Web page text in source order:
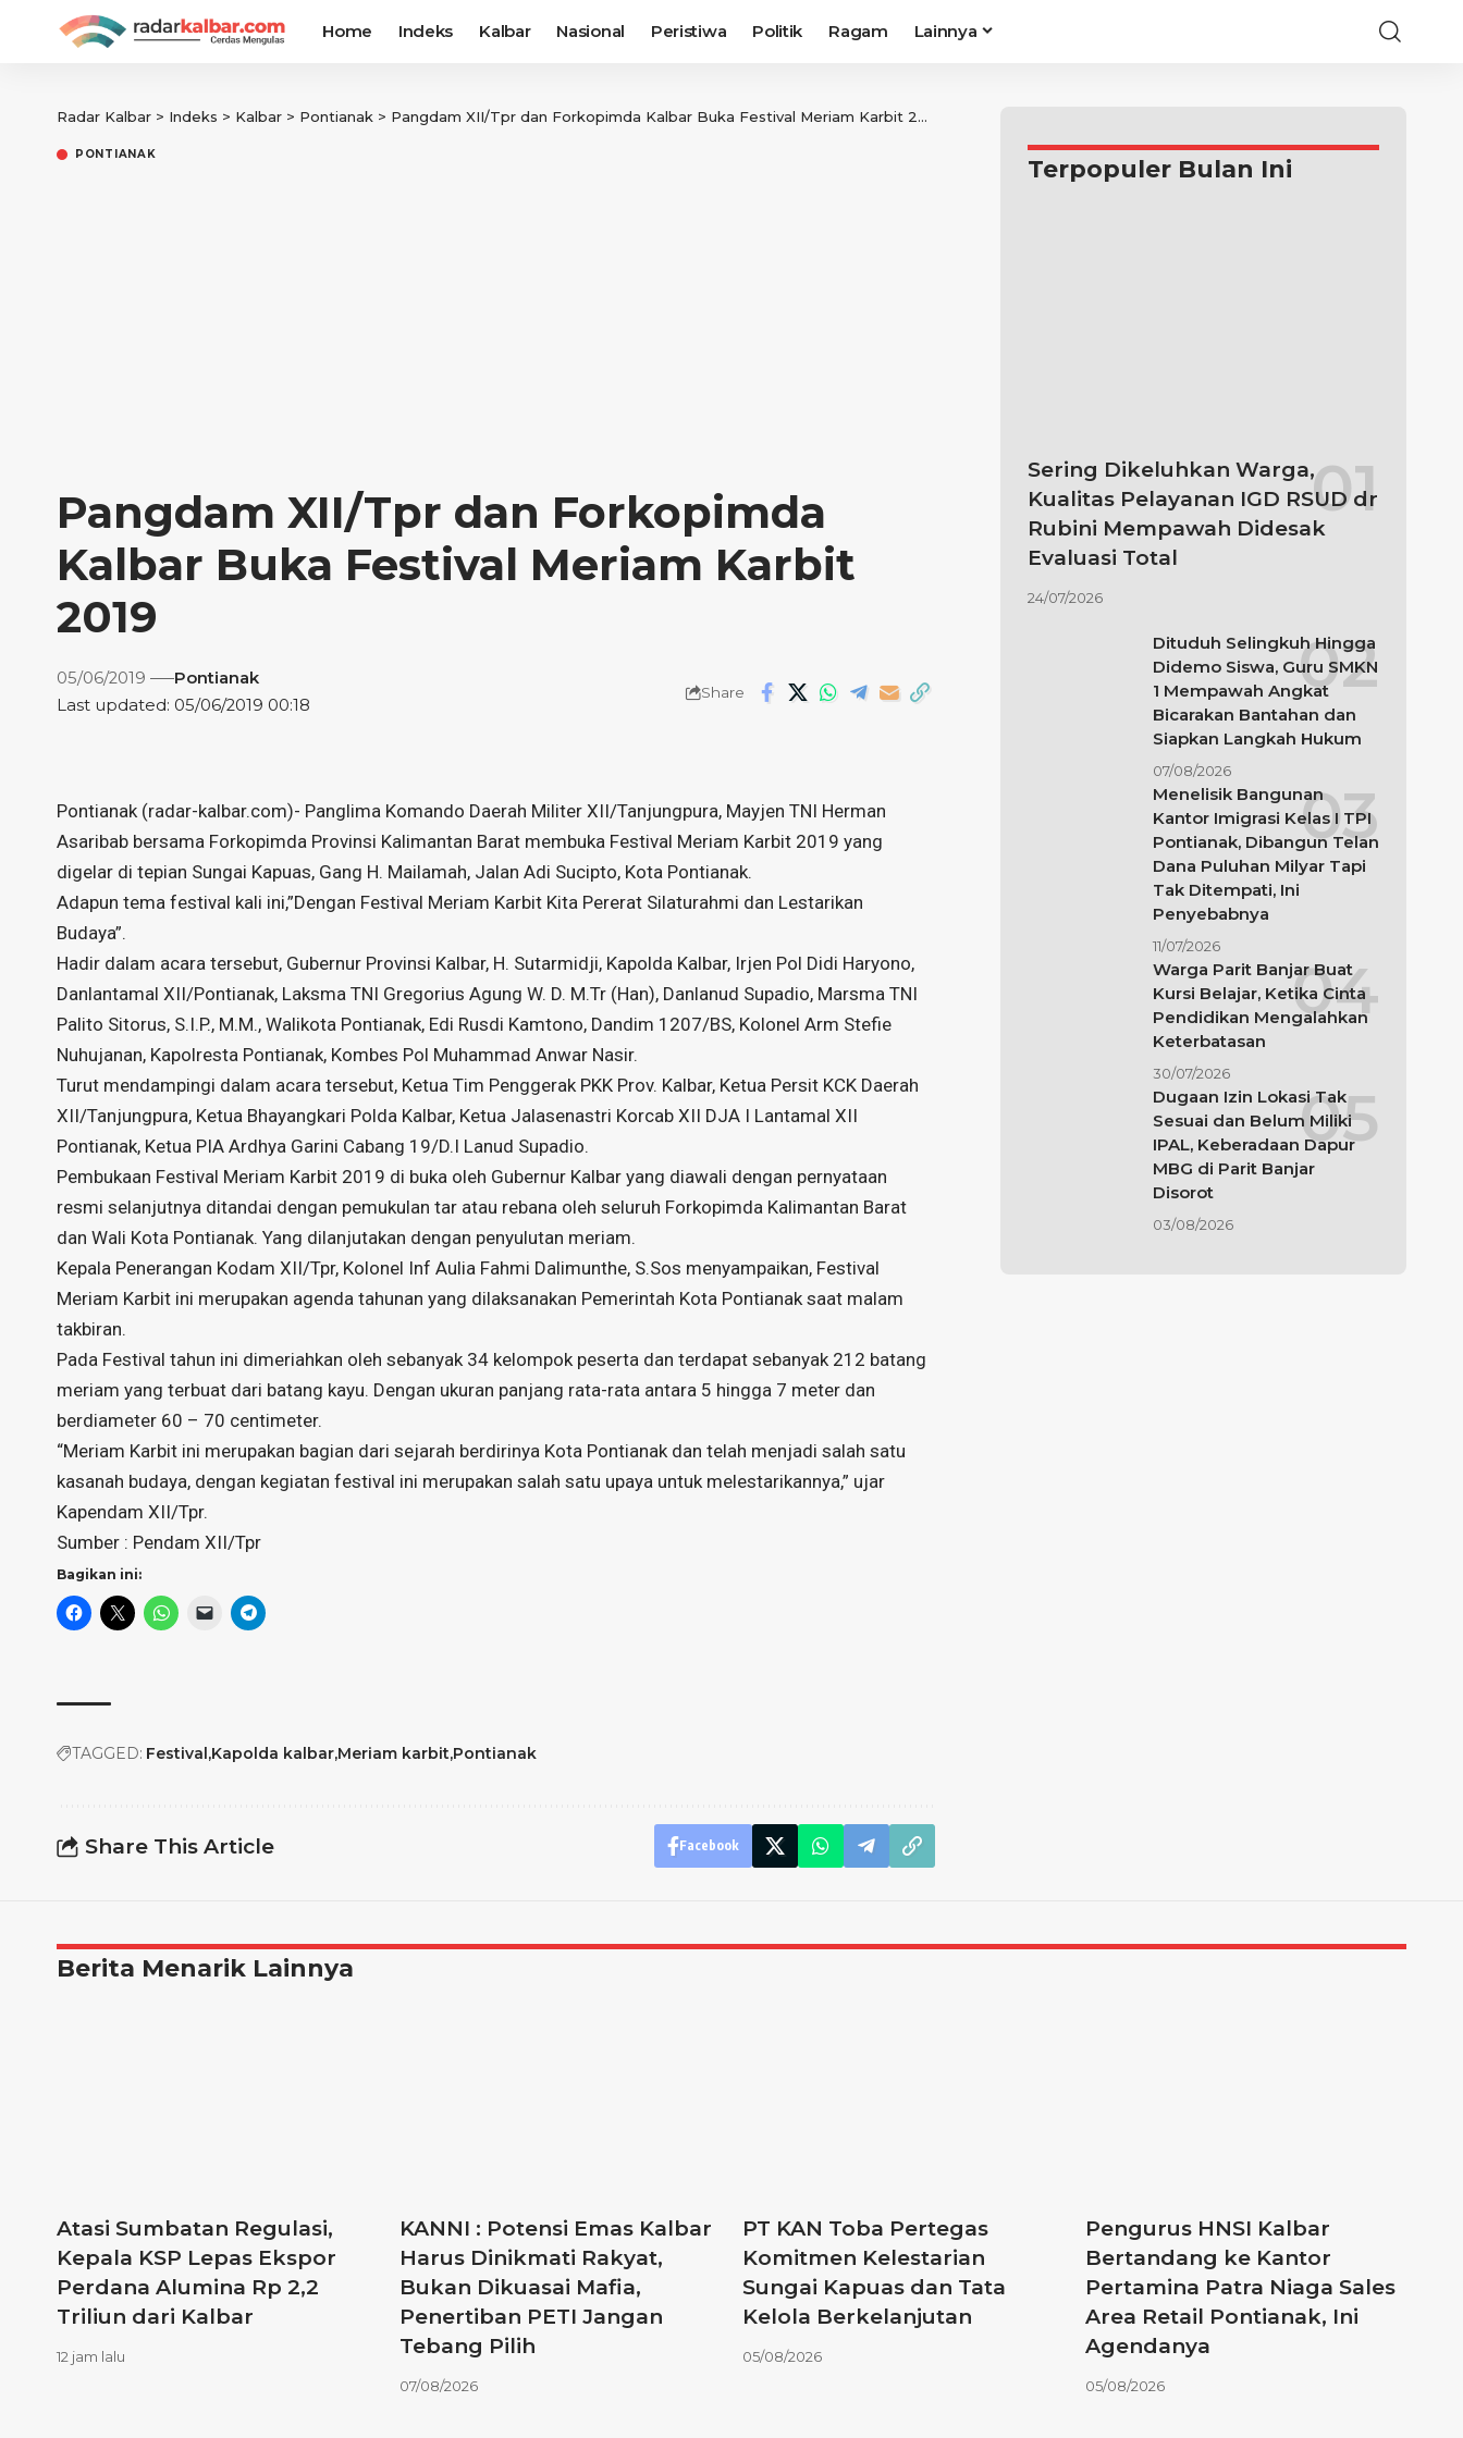
Home Indeks Kalbar Nasional Peristiwa Politik Ragam Lainnya
Radar Kalbar > Indeks > Kalbar > Pontianak > Pangdam XII/Tpr dan Forkopimda Kalbar Buka Festival Meriam Karbit 2019
PONTIANAK
Pangdam XII/Tpr dan Forkopimda
Kalbar Buka Festival Meriam Karbit
2019
Last updated: 05/06/2019 00:18
05/06/2019 Pontianak
Share
Pontianak (radar-kalbar.com)- Panglima Komando Daerah Militer XII/Tanjungpura, Mayjen TNI Herman
Asaribab bersama Forkopimda Provinsi Kalimantan Barat membuka Festival Meriam Karbit 2019 yang
digelar di tepian Sungai Kapuas, Gang H. Mailamah, Jalan Adi Sucipto, Kota Pontianak.
Adapun tema festival kali ini,”Dengan Festival Meriam Karbit Kita Pererat Silaturahmi dan Lestarikan
Budaya”.
Hadir dalam acara tersebut, Gubernur Provinsi Kalbar, H. Sutarmidji, Kapolda Kalbar, Irjen Pol Didi Haryono,
Danlantamal XII/Pontianak, Laksma TNI Gregorius Agung W. D. M.Tr (Han), Danlanud Supadio, Marsma TNI
Palito Sitorus, S.I.P., M.M., Walikota Pontianak, Edi Rusdi Kamtono, Dandim 1207/BS, Kolonel Arm Stefie
Nuhujanan, Kapolresta Pontianak, Kombes Pol Muhammad Anwar Nasir.
Turut mendampingi dalam acara tersebut, Ketua Tim Penggerak PKK Prov. Kalbar, Ketua Persit KCK Daerah
XII/Tanjungpura, Ketua Bhayangkari Polda Kalbar, Ketua Jalasenastri Korcab XII DJA I Lantamal XII
Pontianak, Ketua PIA Ardhya Garini Cabang 19/D.I Lanud Supadio.
Pembukaan Festival Meriam Karbit 2019 di buka oleh Gubernur Kalbar yang diawali dengan pernyataan
resmi selanjutnya ditandai dengan pemukulan tar atau rebana oleh seluruh Forkopimda Kalimantan Barat
dan Wali Kota Pontianak. Yang dilanjutakan dengan penyulutan meriam.
Kepala Penerangan Kodam XII/Tpr, Kolonel Inf Aulia Fahmi Dalimunthe, S.Sos menyampaikan, Festival
Meriam Karbit ini merupakan agenda tahunan yang dilaksanakan Pemerintah Kota Pontianak saat malam
takbiran.
Pada Festival tahun ini dimeriahkan oleh sebanyak 34 kelompok peserta dan terdapat sebanyak 212 batang
meriam yang terbuat dari batang kayu. Dengan ukuran panjang rata-rata antara 5 hingga 7 meter dan
berdiameter 60 – 70 centimeter.
“Meriam Karbit ini merupakan bagian dari sejarah berdirinya Kota Pontianak dan telah menjadi salah satu
kasanah budaya, dengan kegiatan festival ini merupakan salah satu upaya untuk melestarikannya,” ujar
Kapendam XII/Tpr.
Sumber : Pendam XII/Tpr
Bagikan ini:
TAGGED: Festival Kapolda kalbar Meriam karbit Pontianak
Share This Article Facebook
Terpopuler Bulan Ini
Sering Dikeluhkan Warga,
Kualitas Pelayanan IGD RSUD dr
Rubini Mempawah Didesak
Evaluasi Total
24/07/2026
Dituduh Selingkuh Hingga
Didemo Siswa, Guru SMKN
1 Mempawah Angkat
Bicarakan Bantahan dan
Siapkan Langkah Hukum
07/08/2026
Menelisik Bangunan
Kantor Imigrasi Kelas I TPI
Pontianak, Dibangun Telan
Dana Puluhan Milyar Tapi
Tak Ditempati, Ini
Penyebabnya
11/07/2026
Warga Parit Banjar Buat
Kursi Belajar, Ketika Cinta
Pendidikan Mengalahkan
Keterbatasan
30/07/2026
Dugaan Izin Lokasi Tak
Sesuai dan Belum Miliki
IPAL, Keberadaan Dapur
MBG di Parit Banjar
Disorot
03/08/2026
Berita Menarik Lainnya
Atasi Sumbatan Regulasi,
Kepala KSP Lepas Ekspor
Perdana Alumina Rp 2,2
Triliun dari Kalbar
12 jam lalu
KANNI : Potensi Emas Kalbar
Harus Dinikmati Rakyat,
Bukan Dikuasai Mafia,
Penertiban PETI Jangan
Tebang Pilih
07/08/2026
PT KAN Toba Pertegas
Komitmen Kelestarian
Sungai Kapuas dan Tata
Kelola Berkelanjutan
05/08/2026
Pengurus HNSI Kalbar
Bertandang ke Kantor
Pertamina Patra Niaga Sales
Area Retail Pontianak, Ini
Agendanya
05/08/2026